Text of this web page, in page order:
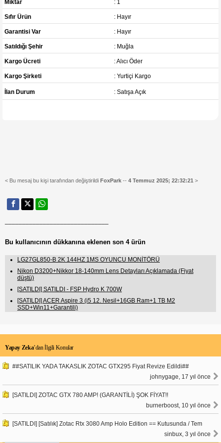
Miktar : 1
Sıfır Ürün : Hayır
Garantisi Var : Hayır
Satıldığı Şehir : Muğla
Kargo Ücreti : Alıcı Öder
Kargo Şirketi : Yurtiçi Kargo
İlan Durum : Satışa Açık
< Bu mesaj bu kişi tarafından değiştirildi FoxPark -- 4 Temmuz 2025; 22:32:21 >
Bu kullanıcının dükkanına eklenen son 4 ürün
LG27GL850-B 2K 144HZ 1MS OYUNCU MONİTÖRÜ
Nikon D3200+Nikkor 18-140mm Lens Detayları Açıklamada (Fiyat
düştü)
[SATILDI] SATILDI - FSP Hydro K 700W
[SATILDI] ACER Aspire 3 (i5 12. Nesil+16GB Ram+1 TB M2
SSD+Win11+Garantili)
Yapay Zeka’dan İlgili Konular
##SATILIK YADA TAKASLIK ZOTAC GTX295 Fiyat Revize Edildi##
johnygage, 17 yıl önce
[SATILDI] ZOTAC GTX 780 AMP! (GARANTİLİ) ŞOK FİYAT!!
burnerboost, 10 yıl önce
[SATILDI] [Satılık] Zotac Rtx 3080 Amp Holo Edition == Kutusunda / Tem
sinbux, 3 yıl önce